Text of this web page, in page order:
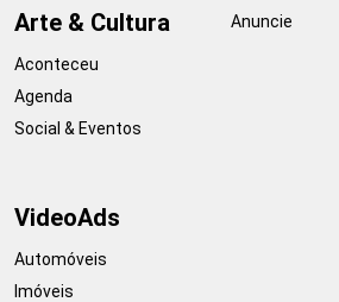
Arte & Cultura
Aconteceu
Agenda
Social & Eventos
Anuncie
VideoAds
Automóveis
Imóveis